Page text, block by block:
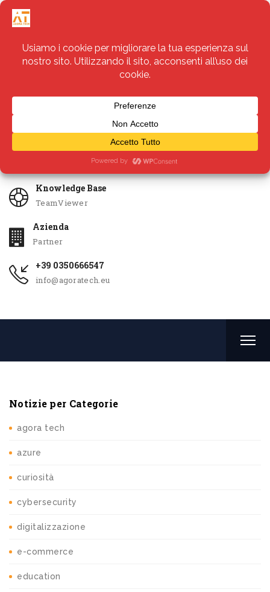
Servizi
Knowledge Base
TeamViewer
Azienda
Partner
+39 0350666547
info@agoratech.eu
Notizie per Categorie
agora tech
azure
curiosità
cybersecurity
digitalizzazione
e-commerce
education